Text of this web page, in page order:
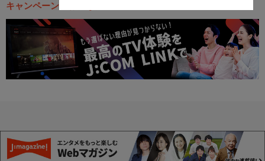
キャンペーン・お得な情報